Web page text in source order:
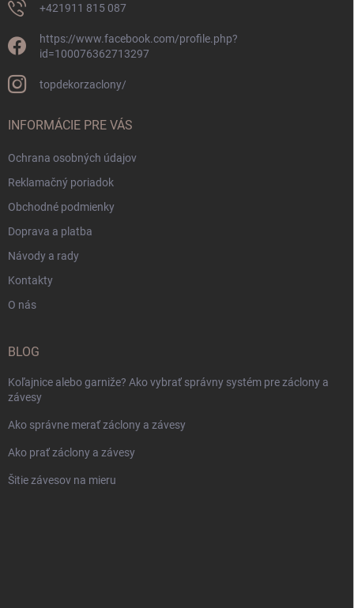
+421911 815 087
https://www.facebook.com/profile.php?
id=100076362713297
topdekorzaclony/
INFORMÁCIE PRE VÁS
Ochrana osobných údajov
Reklamačný poriadok
Obchodné podmienky
Doprava a platba
Návody a rady
Kontakty
O nás
BLOG
Koľajnice alebo garniže? Ako vybrať správny systém pre záclony a
závesy
Ako správne merať záclony a závesy
Ako prať záclony a závesy
Šitie závesov na mieru